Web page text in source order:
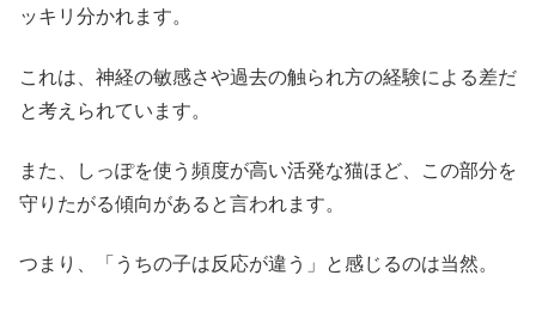
ッキリ分かれます。
これは、神経の敏感さや過去の触られ方の経験による差だ
と考えられています。
また、しっぽを使う頻度が高い活発な猫ほど、この部分を
守りたがる傾向があると言われます。
つまり、「うちの子は反応が違う」と感じるのは当然。